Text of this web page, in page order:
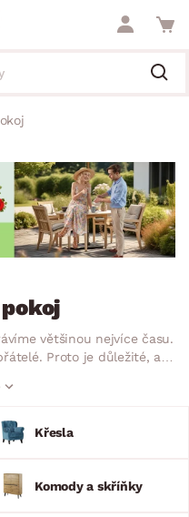
většinou nejvíce času.
Proto je důležité, aby
řadě splňovat požadavky
Dalším požadavkem je
Díky moderním prvkům
pro domácí pohodu.
Křesla
Komody a skříňky